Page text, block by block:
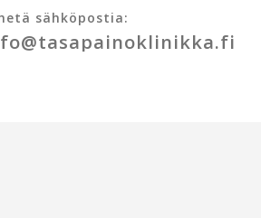
sähköpostia: